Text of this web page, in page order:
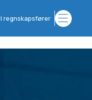
regnskapsfører